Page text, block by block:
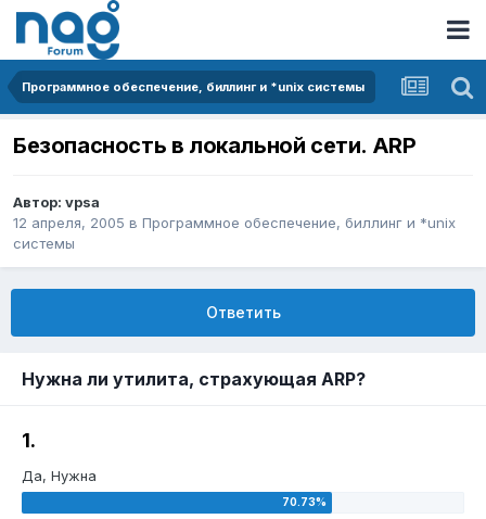
Программное обеспечение, биллинг и *unix системы
Безопасность в локальной сети. ARP
Автор: vpsa
12 апреля, 2005 в Программное обеспечение, биллинг и *unix
системы
Ответить
Нужна ли утилита, страхующая ARP?
1.
Да, Нужна